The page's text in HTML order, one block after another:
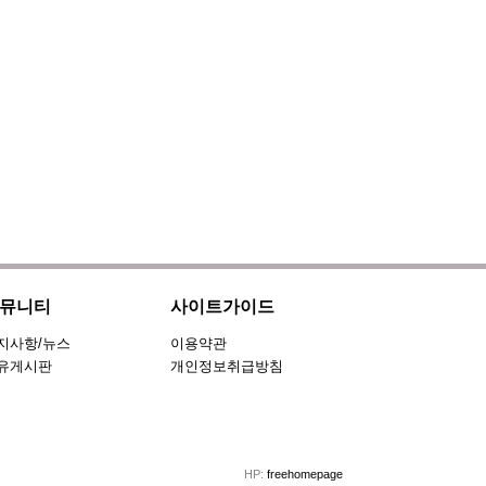
니티
사항/뉴스
게시판
사이트가이드
이용약관
개인정보취급방침
HP: freehomepage